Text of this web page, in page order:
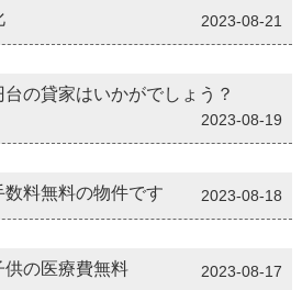
2023-08-21
台の貸家はいかがでしょう？
2023-08-19
数料無料の物件です 2023-08-18
の医療費無料 2023-08-17